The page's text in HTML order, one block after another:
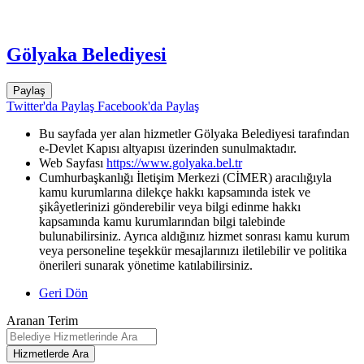
Gölyaka Belediyesi
Paylaş
Twitter'da Paylaş Facebook'da Paylaş
Bu sayfada yer alan hizmetler Gölyaka Belediyesi tarafından
e-Devlet Kapısı altyapısı üzerinden sunulmaktadır.
Web Sayfası https://www.golyaka.bel.tr
Cumhurbaşkanlığı İletişim Merkezi (CİMER) aracılığıyla
kamu kurumlarına dilekçe hakkı kapsamında istek ve
şikâyetlerinizi gönderebilir veya bilgi edinme hakkı
kapsamında kamu kurumlarından bilgi talebinde
bulunabilirsiniz. Ayrıca aldığınız hizmet sonrası kamu kurum
veya personeline teşekkür mesajlarınızı iletilebilir ve politika
önerileri sunarak yönetime katılabilirsiniz.
Geri Dön
Aranan Terim